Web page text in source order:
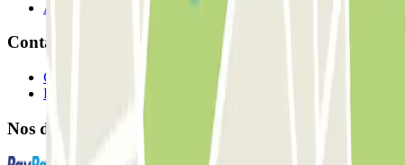
Affiliés
Contact
Contactez-nous
FAQ
Nos différents modes de paiement: